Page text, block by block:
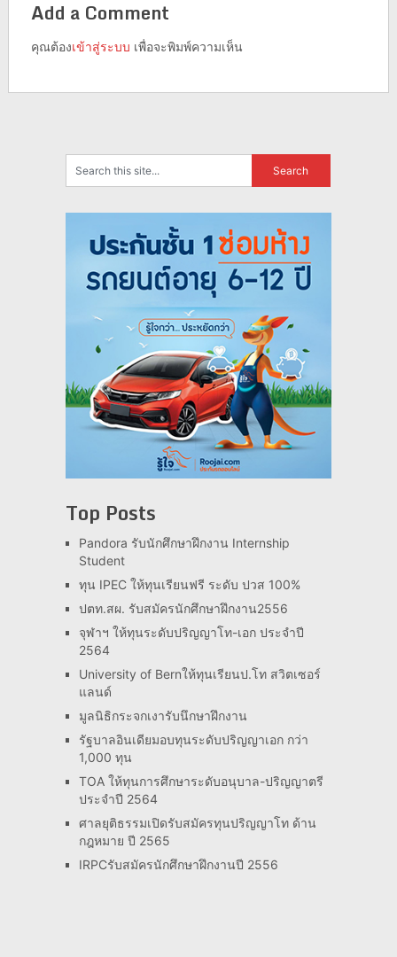
Add a Comment
คุณต้องเข้าสู่ระบบ เพื่อจะพิมพ์ความเห็น
Top Posts
Pandora รับนักศึกษาฝึกงาน Internship
Student
ทุน IPEC ให้ทุนเรียนฟรี ระดับ ปวส 100%
ปตท.สผ. รับสมัครนักศึกษาฝึกงาน2556
จุฬาฯ ให้ทุนระดับปริญญาโท-เอก ประจำปี
2564
University of Bernให้ทุนเรียนป.โท สวิตเซอร์
แลนด์
มูลนิธิกระจกเงารับนึกษาฝึกงาน
รัฐบาลอินเดียมอบทุนระดับปริญญาเอก กว่า
1,000 ทุน
TOA ให้ทุนการศึกษาระดับอนุบาล-ปริญญาตรี
ประจำปี 2564
ศาลยุติธรรมเปิดรับสมัครทุนปริญญาโท ด้าน
กฎหมาย ปี 2565
IRPCรับสมัครนักศึกษาฝึกงานปี 2556